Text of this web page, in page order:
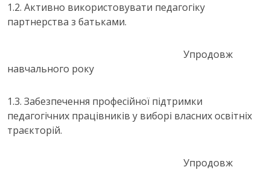
1.2. Активно використовувати педагогіку
партнерства з батьками.
Упродовж
навчального року
1.3. Забезпечення професійної підтримки
педагогічних працівників у виборі власних освітніх
траєкторій.
Упродовж